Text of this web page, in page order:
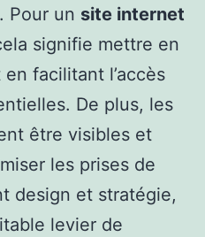
Pour un site internet
signifie mettre en
facilitant l’accès
De plus, les
être visibles et
les prises de
design et stratégie,
levier de